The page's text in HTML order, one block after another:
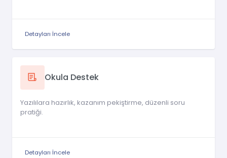
Detayları İncele
Okula Destek
Yazılılara hazırlık, kazanım pekiştirme, düzenli soru
pratiği.
Detayları İncele